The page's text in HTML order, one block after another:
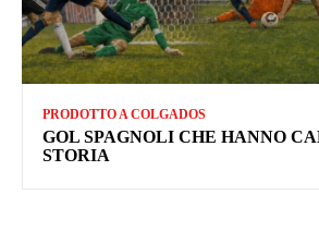
PRODOTTO A COLGADOS
GOL SPAGNOLI CHE HANNO
STORIA